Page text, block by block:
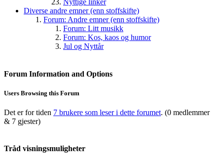
Nyttige linker
Diverse andre emner (enn stoffskifte)
Forum: Andre emner (enn stoffskifte)
Forum: Litt musikk
Forum: Kos, kaos og humor
Jul og Nyttår
Forum Information and Options
Users Browsing this Forum
Det er for tiden 7 brukere som leser i dette forumet. (0 medlemmer
& 7 gjester)
Tråd visningsmuligheter